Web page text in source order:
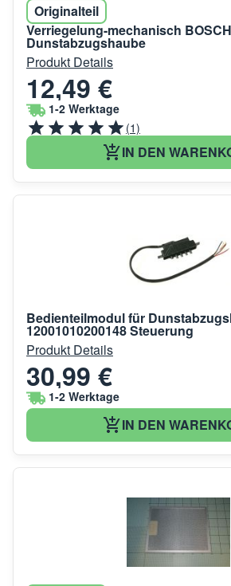
Originalteil
Verriegelung-mechanisch
Dunstabzugshaube
Produkt Details
12,49 €
1-2 Werktage
(1)
IN DEN
Bedienteilmodul für
12001010200148 Steuerung
Produkt Details
30,99 €
1-2 Werktage
IN DEN